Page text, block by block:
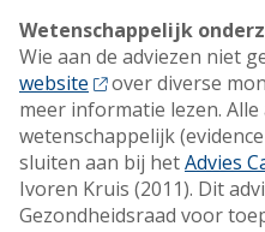
Wetenschappelijk
Wie aan de adviezen niet
website
over diverse
meer informatie lezen.
wetenschappelijk
sluiten aan bij hetAdvies
Ivoren Kruis (2011). Dit
Gezondheidsraad voor